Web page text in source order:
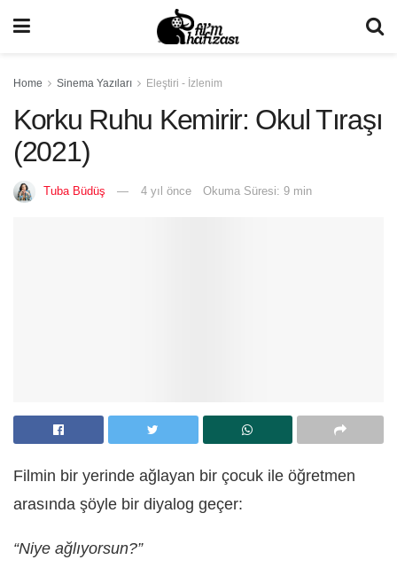
Home Sinema Yazıları Eleştiri - İzlenim
Korku Ruhu Kemirir: Okul Tıraşı
(2021)
Tuba Büdüş 4 yıl önce Okuma Süresi: 9 min
Filmin bir yerinde ağlayan bir çocuk ile öğretmen
arasında şöyle bir diyalog geçer:
“Niye ağlıyorsun?”